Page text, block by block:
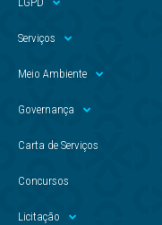
Serviços
Meio Ambiente
Governança
Carta de Serviços
Concursos
Licitação